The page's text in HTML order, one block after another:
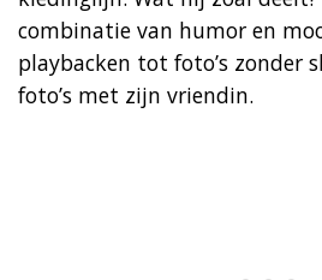
combinatie van humor en
playbacken tot foto’s zonder
foto’s met zijn vriendin.